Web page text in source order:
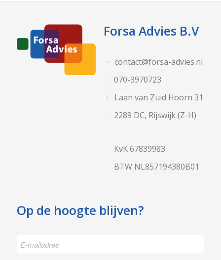
Forsa Advies B.V
contact@forsa-advies.nl
070-3970723
Laan van Zuid Hoorn 31
2289 DC, Rijswijk (Z-H)
KvK 67839983
BTW NL857194380B01
Op de hoogte blijven?
mailadres *